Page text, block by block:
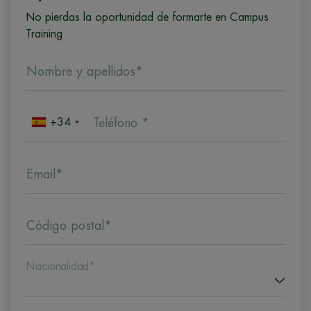
No pierdas la oportunidad de formarte en Campus
Training
Nombre y apellidos*
+34 Teléfono *
Email*
Código postal*
Nacionalidad*